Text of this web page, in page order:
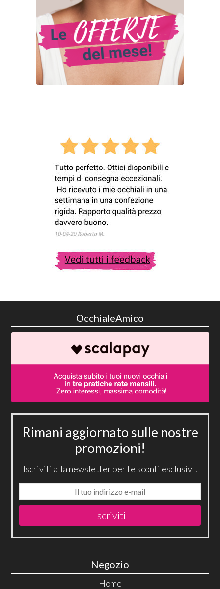
OcchialeAmico
Rimani aggiornato sulle nostre
promozioni!
Iscriviti alla newsletter per te sconti esclusivi!
Iscriviti
Negozio
Home